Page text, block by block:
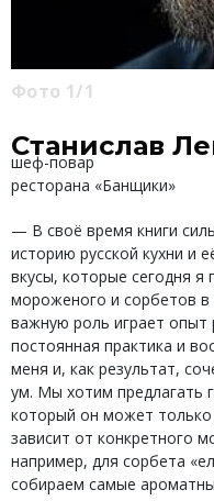
Фото 1/1
Станислав
шеф-повар
ресторана «Банщики»
— В своё время книги
историю русской кухни и
вкусы, которые сегодня
мороженого и сорбетов в
важную роль играет опыт
постоянная практика и
меня и, как результат,
ум. Мы хотим предлагать
который он может только
зависит от конкретного
например, для сорбета
собираем самые